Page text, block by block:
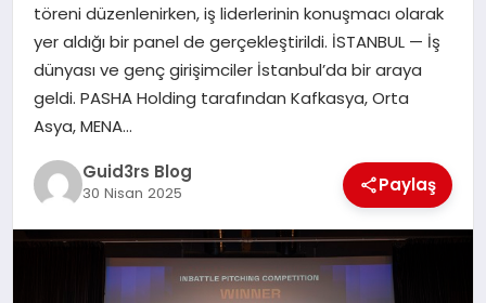
EĞITIM
töreni düzenlenirken, iş liderlerinin konuşmacı olarak
yer aldığı bir panel de gerçekleştirildi. İSTANBUL — İş
dünyası ve genç girişimciler İstanbul’da bir araya
geldi. PASHA Holding tarafından Kafkasya, Orta
Asya, MENA…
Guid3rs Blog
30 Nisan 2025 Paylaş